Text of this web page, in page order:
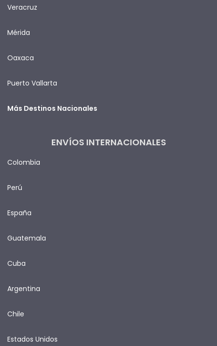
Veracruz
Mérida
Oaxaca
Puerto Vallarta
Más Destinos Nacionales
ENVÍOS INTERNACIONALES
Colombia
Perú
España
Guatemala
Cuba
Argentina
Chile
Estados Unidos